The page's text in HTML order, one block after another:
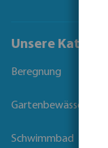
Unsere Kataloge
Beregnung
Gartenbewässerung
Schwimmbad